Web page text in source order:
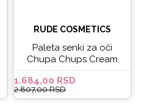
RUDE COSMETICS
Paleta senki za oči
Chupa Chups Cream
Soda
1.684,00 RSD
2.807,00 RSD